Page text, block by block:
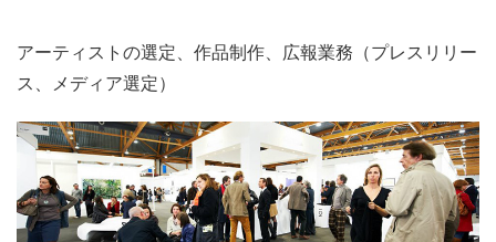
アーティストの選定、作品制作、広報業務（プレスリリー
ス、メディア選定）